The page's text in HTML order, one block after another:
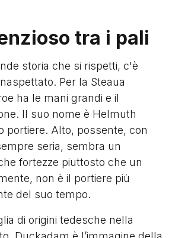
tra i pali
storia che si rispetti, c'è
Per la Steaua
ha le mani grandi e il
Il suo nome è Helmuth
portiere. Alto, possente, con
seria, sembra un
fortezze piuttosto che un
non è il portiere più
del suo tempo.
di origini tedesche nella